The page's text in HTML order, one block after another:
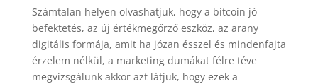
Számtalan helyen olvashatjuk, hogy a bitcoin jó
befektetés, az új értékmegőrző eszköz, az arany
digitális formája, amit ha józan ésszel és mindenfajta
érzelem nélkül, a marketing dumákat félre téve
megvizsgálunk akkor azt látjuk, hogy ezek a